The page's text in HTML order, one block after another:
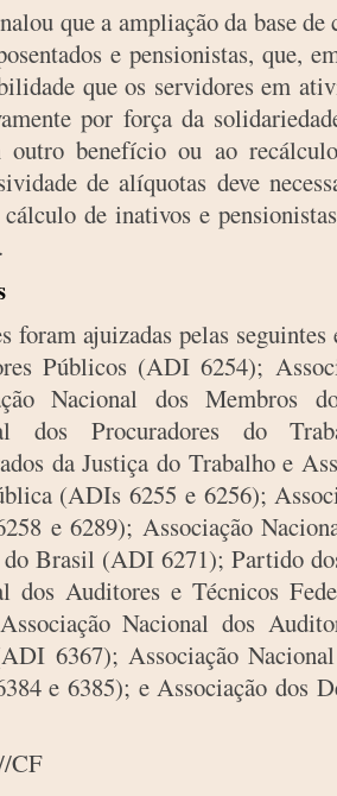
que a ampliação da base
e pensionistas, que,
que os servidores em
por força da
outro benefício ou ao
de alíquotas deve
cálculo de inativos e
foram ajuizadas pelas
Públicos (ADI 6254);
Nacional dos Membros
dos Procuradores do
da Justiça do Trabalho e
(ADIs 6255 e 6256);
e 6289); Associação
do Brasil (ADI 6271); Partido
dos Auditores e Técnicos
Nacional dos
6367); Associação
e 6385); e Associação dos
CF